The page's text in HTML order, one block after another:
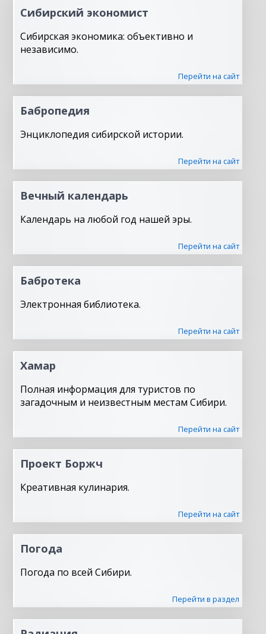
Сибирский экономист
Сибирская экономика: объективно и
независимо.
Перейти на сайт
Бабропедия
Энциклопедия сибирской истории.
Перейти на сайт
Вечный календарь
Календарь на любой год нашей эры.
Перейти на сайт
Бабротека
Электронная библиотека.
Перейти на сайт
Хамар
Полная информация для туристов по
загадочным и неизвестным местам Сибири.
Перейти на сайт
Проект Боржч
Креативная кулинария.
Перейти на сайт
Погода
Погода по всей Сибири.
Перейти в раздел